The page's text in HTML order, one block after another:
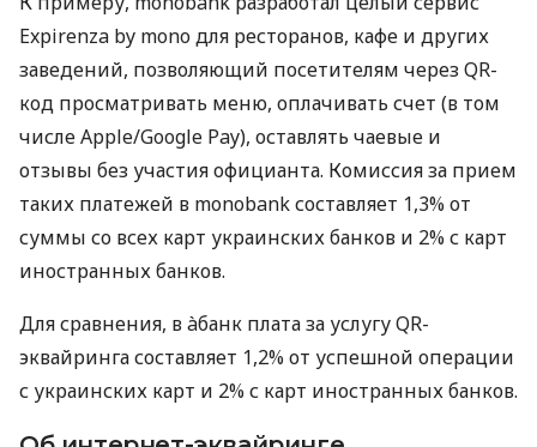
Expirenza by mono для ресторанов, кафе и других
заведений, позволяющий посетителям через QR-
код просматривать меню, оплачивать счет (в том
числе Apple/Google Pay), оставлять чаевые и
отзывы без участия официанта. Комиссия за прием
таких платежей в monobank составляет 1,3% от
суммы со всех карт украинских банков и 2% с карт
иностранных банков.
Для сравнения, в àбанк плата за услугу QR-
эквайринга составляет 1,2% от успешной операции
с украинских карт и 2% с карт иностранных банков.